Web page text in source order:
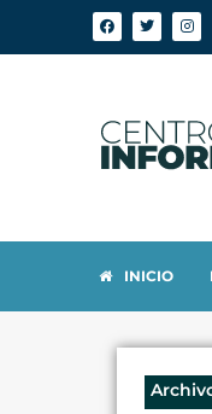
INICIO